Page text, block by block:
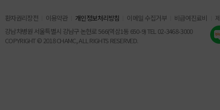
환자권리장전 이용약관 개인정보처리방침 이메일 수집거부 비급여진료비
강남차병원 서울특별시 강남구 논현로 566(역삼1동 650-9) TEL 02-3468-3000
COPYRIGHT © 2018 CHAMC, ALL RIGHTS RESERVED.